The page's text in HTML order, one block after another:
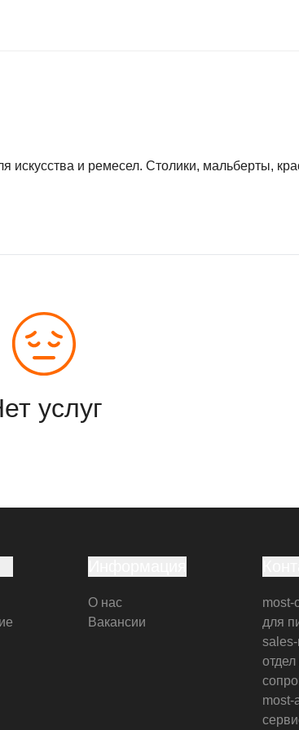
искусства и ремесел. Столики, мальберты,
услуг
О нас
Вакансии
most-
для
most-